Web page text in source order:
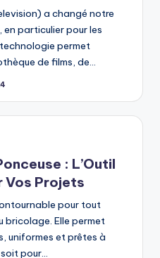
a changé notre
particulier pour les
permet
de films, de…
: L’Outil
Vos Projets
pour tout
bricolage. Elle permet
uniformes et prêtes à
pour…